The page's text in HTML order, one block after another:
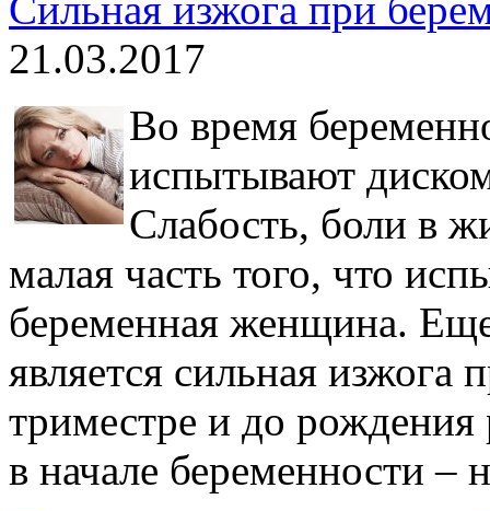
21.03.2017
Во время
испытывают
Слабость, боли в
малая часть того, что
беременная женщина.
является сильная изжога
триместре и до рождения
в начале беременности –